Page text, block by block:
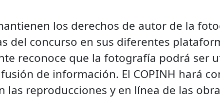
los derechos de autor de la
del concurso en sus diferentes
reconoce que la fotografía podrá ser
de información. El COPINH hará
las reproducciones y en línea de las